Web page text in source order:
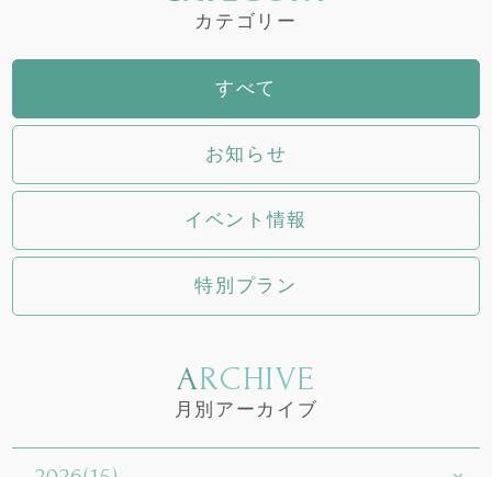
カテゴリー
すべて
お知らせ
イベント情報
特別プラン
ARCHIVE
月別アーカイブ